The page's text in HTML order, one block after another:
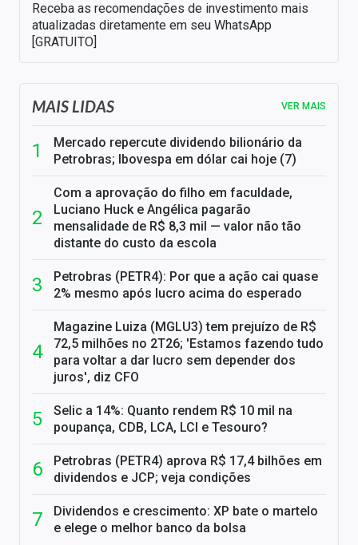
Receba as recomendações de investimento mais
atualizadas diretamente em seu WhatsApp
[GRATUITO]
MAIS LIDAS VER MAIS
Mercado repercute dividendo bilionário da
Petrobras; Ibovespa em dólar cai hoje (7)
Com a aprovação do filho em faculdade,
Luciano Huck e Angélica pagarão
mensalidade de R$ 8,3 mil — valor não tão
distante do custo da escola
Petrobras (PETR4): Por que a ação cai quase
2% mesmo após lucro acima do esperado
Magazine Luiza (MGLU3) tem prejuízo de R$
72,5 milhões no 2T26; 'Estamos fazendo tudo
para voltar a dar lucro sem depender dos
juros', diz CFO
Selic a 14%: Quanto rendem R$ 10 mil na
poupança, CDB, LCA, LCI e Tesouro?
Petrobras (PETR4) aprova R$ 17,4 bilhões em
dividendos e JCP; veja condições
Dividendos e crescimento: XP bate o martelo
e elege o melhor banco da bolsa